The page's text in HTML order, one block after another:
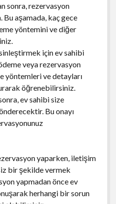
sonra, rezervasyon
Bu aşamada, kaç gece
yöntemini ve diğer
için ev sahibi
veya rezervasyon
yöntemleri ve detayları
öğrenebilirsiniz.
ev sahibi size
Bu onayı
yaparken, iletişim
bir şekilde vermek
yapmadan önce ev
herhangi bir sorun